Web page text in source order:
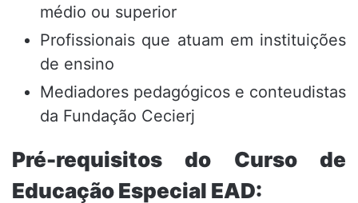
médio ou superior
Profissionais que atuam em instituições
de ensino
Mediadores pedagógicos e conteudistas
da Fundação Cecierj
Pré-requisitos do Curso de
Educação Especial EAD: